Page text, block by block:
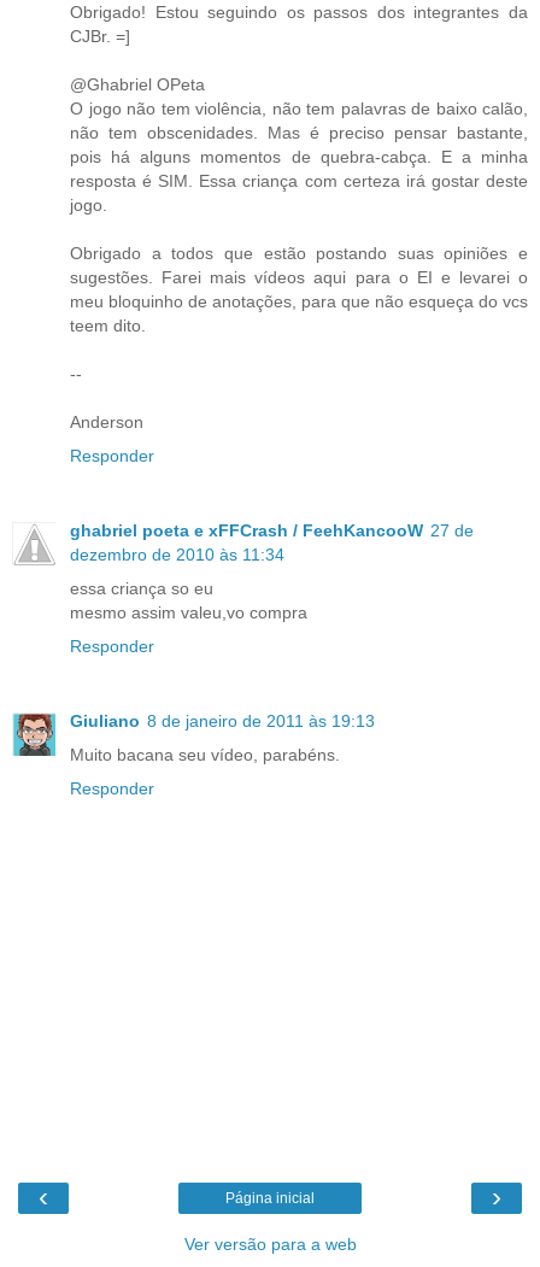
Obrigado! Estou seguindo os passos dos integrantes da
CJBr. =]
@Ghabriel OPeta
O jogo não tem violência, não tem palavras de baixo calão,
não tem obscenidades. Mas é preciso pensar bastante,
pois há alguns momentos de quebra-cabça. E a minha
resposta é SIM. Essa criança com certeza irá gostar deste
jogo.
Obrigado a todos que estão postando suas opiniões e
sugestões. Farei mais vídeos aqui para o EI e levarei o
meu bloquinho de anotações, para que não esqueça do vcs
teem dito.
--
Anderson
Responder
ghabriel poeta e xFFCrash / FeehKancooW 27 de
dezembro de 2010 às 11:34
essa criança so eu
mesmo assim valeu,vo compra
Responder
Giuliano 8 de janeiro de 2011 às 19:13
Muito bacana seu vídeo, parabéns.
Responder
‹ ›
Página inicial
Ver versão para a web